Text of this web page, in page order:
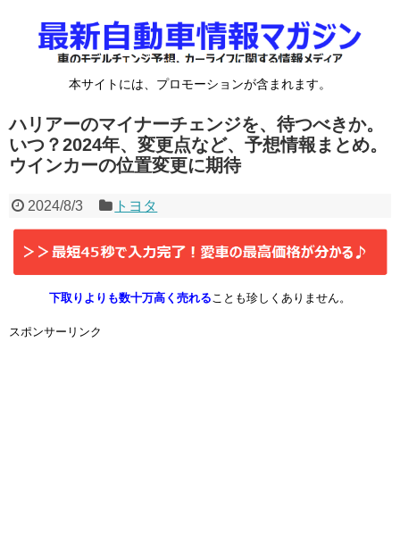
本サイトには、プロモーションが含まれます。
ハリアーのマイナーチェンジを、待つべきか。
いつ？2024年、変更点など、予想情報まとめ。
ウインカーの位置変更に期待
2024/8/3 トヨタ
下取りよりも数十万高く売れることも珍しくありません。
スポンサーリンク